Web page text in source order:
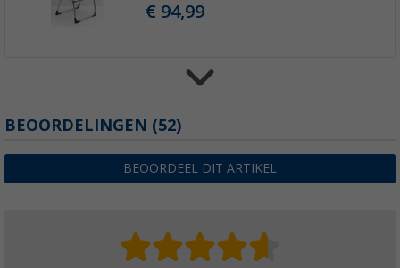
€ 94,99
Crespo AL/219 klapstoel
€ 79,99
BEOORDELINGEN (52)
BEOORDEEL DIT ARTIKEL